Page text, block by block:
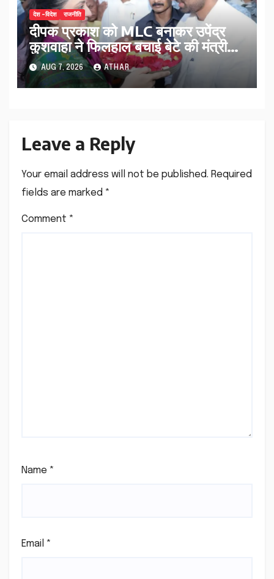
देश -विदेश राजनीति
दीपक प्रकाश को MLC बनाकर उपेंद्र
कुशवाहा ने फिलहाल बचाई बेटे की मंत्री
पद की कुर्सी मार्च 2027 के बाद क्या
होगा…
AUG 7, 2026 ATHAR
Leave a Reply
Your email address will not be published. Required
fields are marked *
Comment *
Name *
Email *